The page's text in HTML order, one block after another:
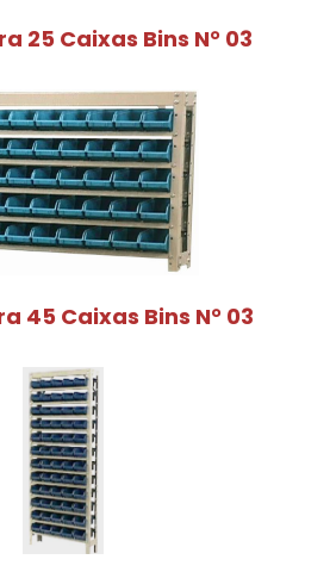
25 Caixas Bins N° 03
45 Caixas Bins N° 03